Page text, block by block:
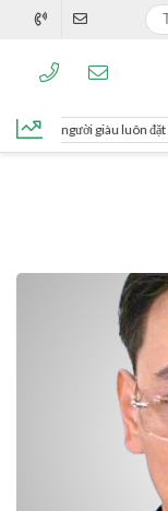
người giàu luôn đặt lọ hoa